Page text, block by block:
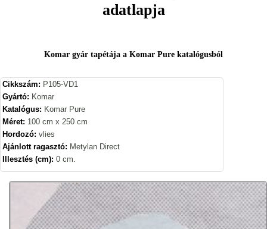
adatlapja
Komar gyár tapétája a Komar Pure katalógusból
Cikkszám: P105-VD1
Gyártó: Komar
Katalógus: Komar Pure
Méret: 100 cm x 250 cm
Hordozó: vlies
Ajánlott ragasztó: Metylan Direct
Illesztés (cm): 0 cm.